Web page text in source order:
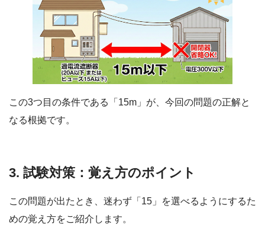
この3つ目の条件である「15m」が、今回の問題の正解と
なる根拠です。
3. 試験対策：覚え方のポイント
この問題が出たとき、迷わず「15」を選べるようにするた
めの覚え方をご紹介します。